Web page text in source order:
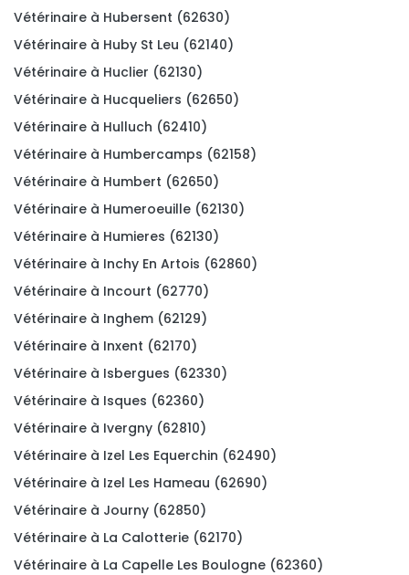
Vétérinaire à Hubersent (62630)
Vétérinaire à Huby St Leu (62140)
Vétérinaire à Huclier (62130)
Vétérinaire à Hucqueliers (62650)
Vétérinaire à Hulluch (62410)
Vétérinaire à Humbercamps (62158)
Vétérinaire à Humbert (62650)
Vétérinaire à Humeroeuille (62130)
Vétérinaire à Humieres (62130)
Vétérinaire à Inchy En Artois (62860)
Vétérinaire à Incourt (62770)
Vétérinaire à Inghem (62129)
Vétérinaire à Inxent (62170)
Vétérinaire à Isbergues (62330)
Vétérinaire à Isques (62360)
Vétérinaire à Ivergny (62810)
Vétérinaire à Izel Les Equerchin (62490)
Vétérinaire à Izel Les Hameau (62690)
Vétérinaire à Journy (62850)
Vétérinaire à La Calotterie (62170)
Vétérinaire à La Capelle Les Boulogne (62360)